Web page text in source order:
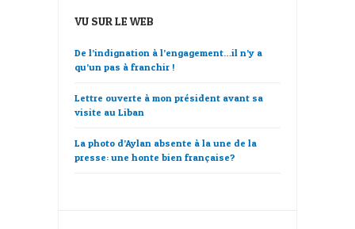
VU SUR LE WEB
De l’indignation à l’engagement…il n’y a
qu’un pas à franchir !
Lettre ouverte à mon président avant sa
visite au Liban
La photo d’Aylan absente à la une de la
presse: une honte bien française?